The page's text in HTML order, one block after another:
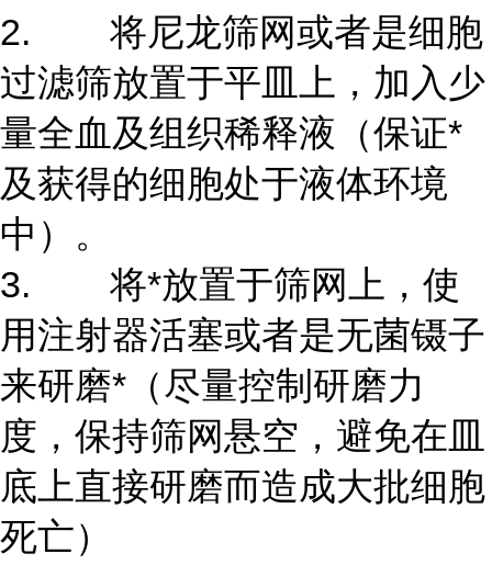
2. 将尼龙筛网或者是细胞
过滤筛放置于平皿上，加入少
量全血及组织稀释液（保证*
及获得的细胞处于液体环境
中）。
3. 将*放置于筛网上，使
用注射器活塞或者是无菌镊子
来研磨*（尽量控制研磨力
度，保持筛网悬空，避免在皿
底上直接研磨而造成大批细胞
死亡）